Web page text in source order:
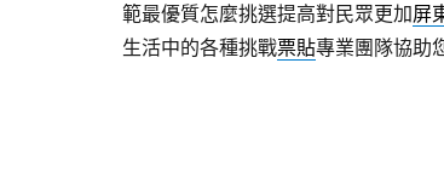
範最優質怎麼挑選提高對民眾更加屏
生活中的各種挑戰票貼專業團隊協助